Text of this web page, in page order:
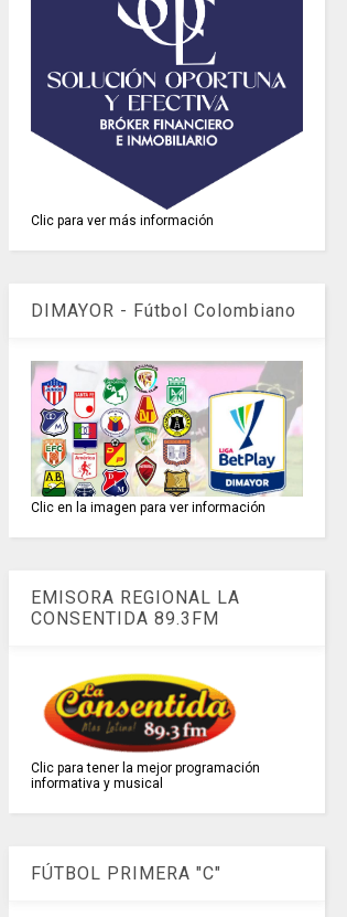
Clic para ver más información
DIMAYOR - Fútbol Colombiano
Clic en la imagen para ver información
EMISORA REGIONAL LA
CONSENTIDA 89.3FM
Clic para tener la mejor programación
informativa y musical
FÚTBOL PRIMERA "C"